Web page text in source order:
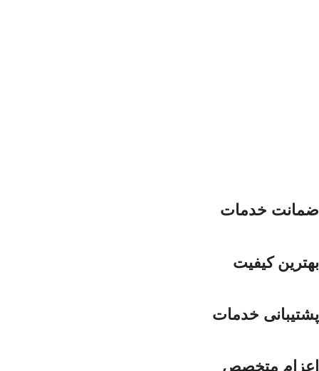
ضمانت خدمات
بهترین کیفیت
پشتیبانی خدمات
اعزام متخصص